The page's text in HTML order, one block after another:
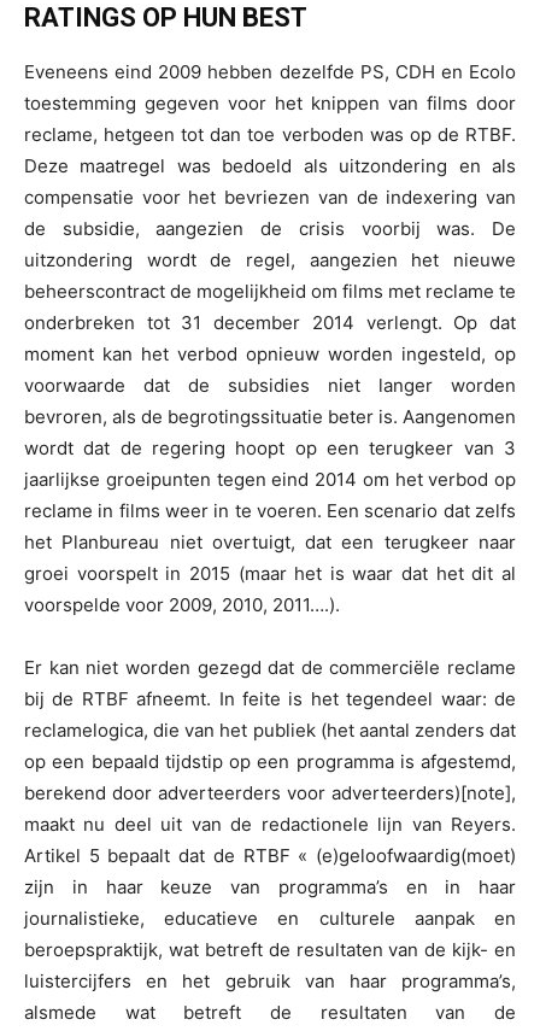
RATINGS OP HUN BEST
Eveneens eind 2009 hebben dezelfde PS, CDH en Ecolo
toestemming gegeven voor het knippen van films door
reclame, hetgeen tot dan toe verboden was op de RTBF.
Deze maatregel was bedoeld als uitzondering en als
compensatie voor het bevriezen van de indexering van
de subsidie, aangezien de crisis voorbij was. De
uitzondering wordt de regel, aangezien het nieuwe
beheerscontract de mogelijkheid om films met reclame te
onderbreken tot 31 december 2014 verlengt. Op dat
moment kan het verbod opnieuw worden ingesteld, op
voorwaarde dat de subsidies niet langer worden
bevroren, als de begrotingssituatie beter is. Aangenomen
wordt dat de regering hoopt op een terugkeer van 3
jaarlijkse groeipunten tegen eind 2014 om het verbod op
reclame in films weer in te voeren. Een scenario dat zelfs
het Planbureau niet overtuigt, dat een terugkeer naar
groei voorspelt in 2015 (maar het is waar dat het dit al
voorspelde voor 2009, 2010, 2011….).
Er kan niet worden gezegd dat de commerciële reclame
bij de RTBF afneemt. In feite is het tegendeel waar: de
reclamelogica, die van het publiek (het aantal zenders dat
op een bepaald tijdstip op een programma is afgestemd,
berekend door adverteerders voor adverteerders)[note],
maakt nu deel uit van de redactionele lijn van Reyers.
Artikel 5 bepaalt dat de RTBF « (e)geloofwaardig(moet)
zijn in haar keuze van programma’s en in haar
journalistieke, educatieve en culturele aanpak en
beroepspraktijk, wat betreft de resultaten van de kijk- en
luistercijfers en het gebruik van haar programma’s,
alsmede wat betreft de resultaten van de